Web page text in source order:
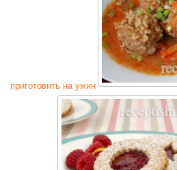
приготовить на ужин